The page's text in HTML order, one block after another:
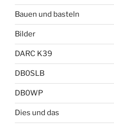
Bauen und basteln
Bilder
DARC K39
DB0SLB
DB0WP
Dies und das